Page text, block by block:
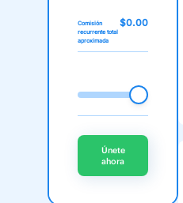
Comisión
recurrente total
aproximada
$0.00
Únete
ahora